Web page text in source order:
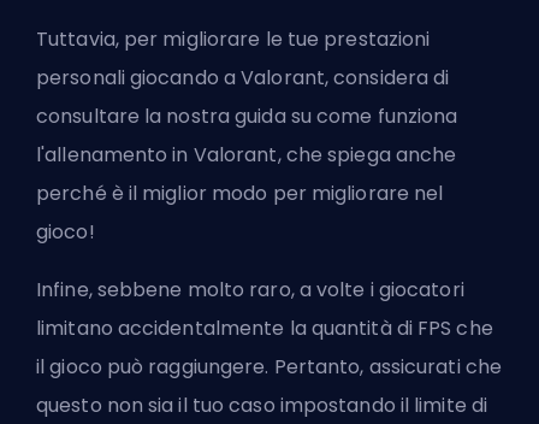
Tuttavia, per migliorare le tue prestazioni
personali giocando a Valorant, considera di
consultare la nostra guida sucome funziona
l'allenamento in Valorant, che spiega anche
perché è il miglior modo per migliorare nel
gioco!
Infine, sebbene molto raro, a volte i giocatori
limitano accidentalmente la quantità di FPS che
il gioco può raggiungere. Pertanto, assicurati che
questo non sia il tuo caso impostando il limite di